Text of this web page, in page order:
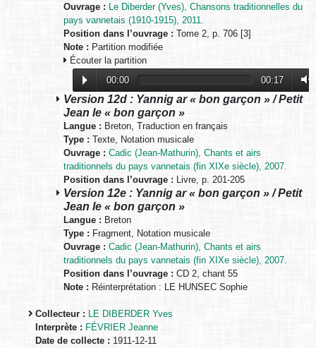
Ouvrage : Le Diberder (Yves), Chansons traditionnelles du
pays vannetais (1910-1915), 2011.
Position dans l’ouvrage : Tome 2, p. 706 [3]
Note : Partition modifiée
Écouter la partition
00:00
00:17
Version 12d : Yannig ar « bon garçon » / Petit
Jean le « bon garçon »
Langue : Breton, Traduction en français
Type : Texte, Notation musicale
Ouvrage : Cadic (Jean-Mathurin), Chants et airs
traditionnels du pays vannetais (fin XIXe siècle), 2007.
Position dans l’ouvrage : Livre, p. 201-205
Version 12e : Yannig ar « bon garçon » / Petit
Jean le « bon garçon »
Langue : Breton
Type : Fragment, Notation musicale
Ouvrage : Cadic (Jean-Mathurin), Chants et airs
traditionnels du pays vannetais (fin XIXe siècle), 2007.
Position dans l’ouvrage : CD 2, chant 55
Note : Réinterprétation : LE HUNSEC Sophie
Collecteur : LE DIBERDER Yves
Interprète : FÉVRIER Jeanne
Date de collecte : 1911-12-11